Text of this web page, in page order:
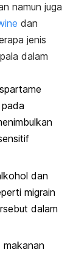
namun juga
dan
jenis
dalam
dan
migrain
dalam
makanan